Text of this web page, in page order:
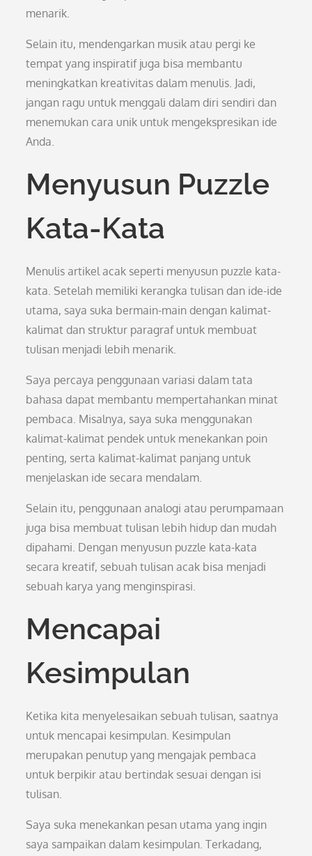
menarik.
Selain itu, mendengarkan musik atau pergi ke
tempat yang inspiratif juga bisa membantu
meningkatkan kreativitas dalam menulis. Jadi,
jangan ragu untuk menggali dalam diri sendiri dan
menemukan cara unik untuk mengekspresikan ide
Anda.
Menyusun Puzzle
Kata-Kata
Menulis artikel acak seperti menyusun puzzle kata-
kata. Setelah memiliki kerangka tulisan dan ide-ide
utama, saya suka bermain-main dengan kalimat-
kalimat dan struktur paragraf untuk membuat
tulisan menjadi lebih menarik.
Saya percaya penggunaan variasi dalam tata
bahasa dapat membantu mempertahankan minat
pembaca. Misalnya, saya suka menggunakan
kalimat-kalimat pendek untuk menekankan poin
penting, serta kalimat-kalimat panjang untuk
menjelaskan ide secara mendalam.
Selain itu, penggunaan analogi atau perumpamaan
juga bisa membuat tulisan lebih hidup dan mudah
dipahami. Dengan menyusun puzzle kata-kata
secara kreatif, sebuah tulisan acak bisa menjadi
sebuah karya yang menginspirasi.
Mencapai
Kesimpulan
Ketika kita menyelesaikan sebuah tulisan, saatnya
untuk mencapai kesimpulan. Kesimpulan
merupakan penutup yang mengajak pembaca
untuk berpikir atau bertindak sesuai dengan isi
tulisan.
Saya suka menekankan pesan utama yang ingin
saya sampaikan dalam kesimpulan. Terkadang,